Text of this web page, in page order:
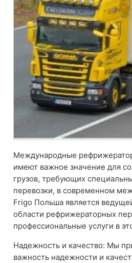
Международные
имеют важное значение для
грузов, требующих
перевозки, в современном
Frigo Польша является
области рефрижераторных
профессиональные услуги в
Надежность и качество: Мы
важность надежности и